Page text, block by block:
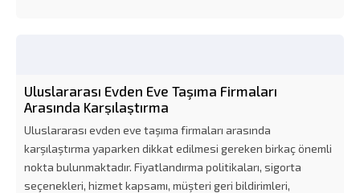
Uluslararası Evden Eve Taşıma Firmaları
Arasında Karşılaştırma
Uluslararası evden eve taşıma firmaları arasında
karşılaştırma yaparken dikkat edilmesi gereken birkaç önemli
nokta bulunmaktadır. Fiyatlandırma politikaları, sigorta
seçenekleri, hizmet kapsamı, müşteri geri bildirimleri,